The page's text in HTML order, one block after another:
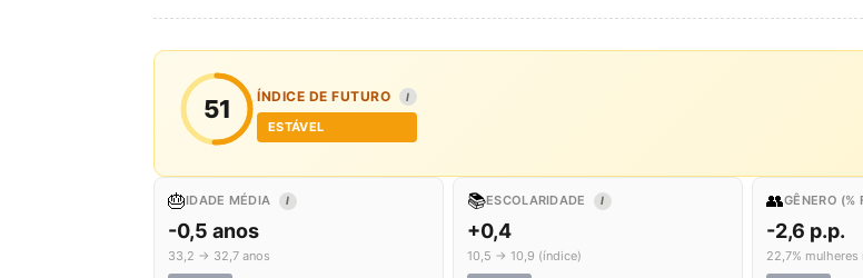
51 ÍNDICE DE FUTURO I
ESTÁVEL
🎂IDADE MÉDIA I
-0,5 anos
33,2 → 32,7 anos
📚ESCOLARIDADE I
+0,4
10,5 → 10,9 (índice)
👥GÊNERO (%
-2,6 p.p.
22,7%